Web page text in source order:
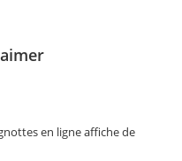
en ligne affiche de